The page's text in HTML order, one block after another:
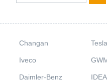
Changan Tesla
Iveco
Daimler-Benz